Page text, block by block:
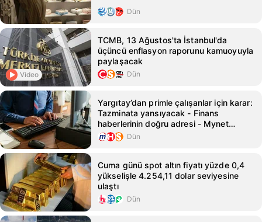
Dün
Video
TCMB, 13 Ağustos'ta İstanbul'da
üçüncü enflasyon raporunu kamuoyuyla
paylaşacak
Dün
Yargıtay’dan primle çalışanlar için karar:
Tazminata yansıyacak - Finans
haberlerinin doğru adresi - Mynet
Finans Haber
Dün
Cuma günü spot altın fiyatı yüzde 0,4
yükselişle 4.254,11 dolar seviyesine
ulaştı
Dün